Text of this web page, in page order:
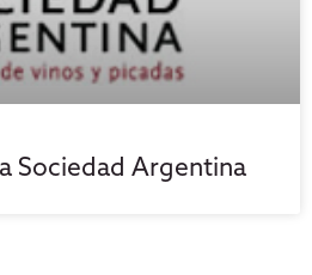
Sociedad Argentina